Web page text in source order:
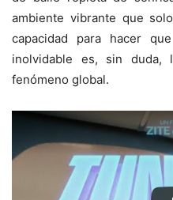
ambiente vibrante que solo
capacidad para hacer
inolvidable es, sin
fenómeno global.